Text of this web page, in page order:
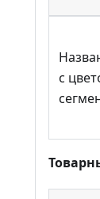
с